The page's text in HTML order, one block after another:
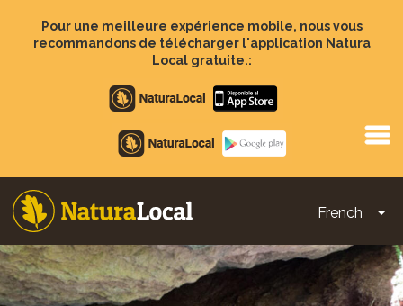
contenu
Pour une meilleure expérience mobile, nous vous
recommandons de télécharger l'application Natura
Local gratuite.:
Apple
store
Google
Play
French
Main
navigation